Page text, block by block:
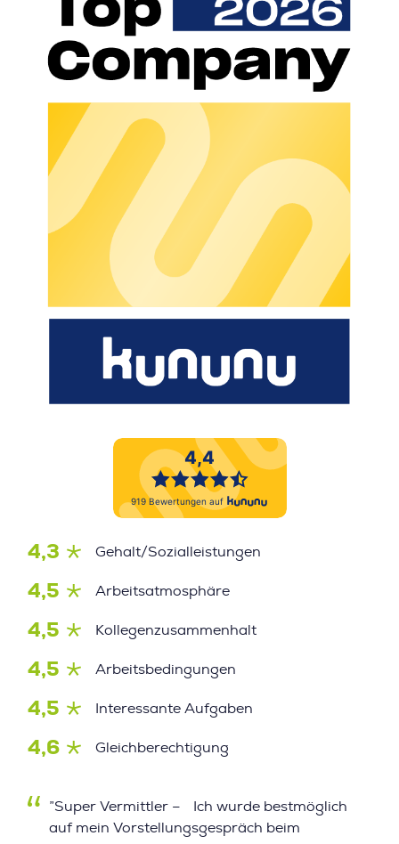
4,3 Gehalt/Sozialleistungen
4,5 Arbeitsatmosphäre
4,5 Kollegenzusammenhalt
4,5 Arbeitsbedingungen
4,5 Interessante Aufgaben
4,6 Gleichberechtigung
”Super Vermittler – Ich wurde bestmöglich
auf mein Vorstellungsgespräch beim